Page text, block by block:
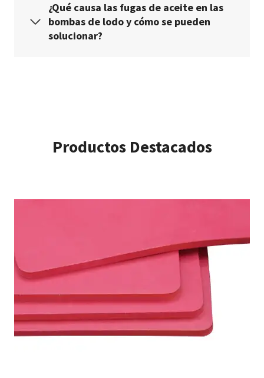
¿Qué causa las fugas de aceite en las
bombas de lodo y cómo se pueden
solucionar?
Productos Destacados